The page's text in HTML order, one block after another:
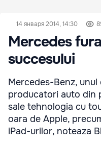
14 января 2014, 14:30
Mercedes
succesului
Mercedes-Benz,
producatori auto din
sale tehnologia cu
oara de Apple,
iPad-urilor, noteaza